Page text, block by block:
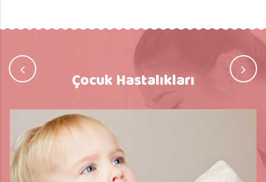
Çocuk Hastalıkları